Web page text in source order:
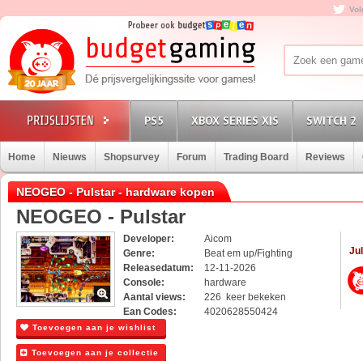
PS5 XBOX SERIES X|S SWITCH 2
Home Nieuws Shopsurvey Forum Trading Board Reviews
NEOGEO - Pulstar - hardware kopen
NEOGEO - Pulstar
Developer:
Aicom
Genre:
Beat em up/Fighting
Releasedatum:
12-11-2026
Console:
hardware
Aantal views:
226 keer bekeken
Ean Codes:
4020628550424
Toevoegen aan je wishlist
Toevoegen aan je collectie